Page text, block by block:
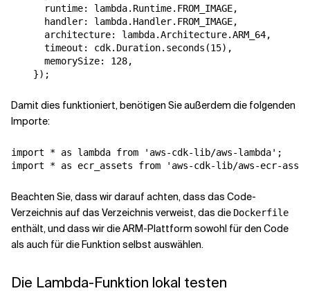
      runtime: lambda.Runtime.FROM_IMAGE,
      handler: lambda.Handler.FROM_IMAGE,
      architecture: lambda.Architecture.ARM_64,
      timeout: cdk.Duration.seconds(15),
      memorySize: 128,
Damit dies funktioniert, benötigen Sie außerdem die folgenden
Importe:
import * as lambda from 'aws-cdk-lib/aws-lambda';
Beachten Sie, dass wir darauf achten, dass das Code-
Verzeichnis auf das Verzeichnis verweist, das die Dockerfile
enthält, und dass wir die ARM-Plattform sowohl für den Code
als auch für die Funktion selbst auswählen.
Die Lambda-Funktion lokal testen